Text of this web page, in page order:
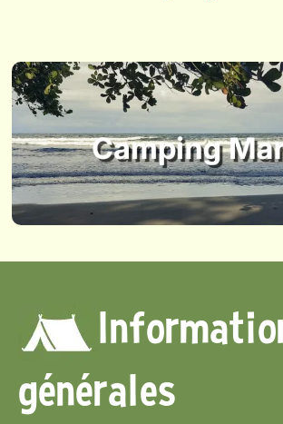
générales